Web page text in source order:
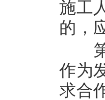
施工
的，
作为
求合